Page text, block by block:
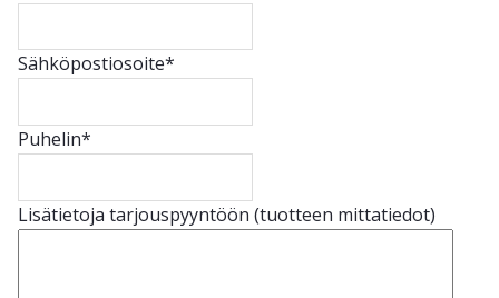
Sähköpostiosoite*
Puhelin*
Lisätietoja tarjouspyyntöön (tuotteen mittatiedot)